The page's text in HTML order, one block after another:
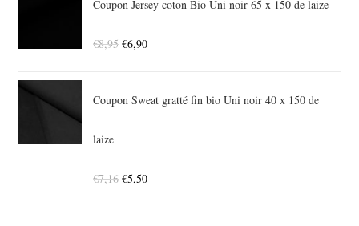
Coupon Jersey coton Bio Uni noir 65 x 150 de laize
€8,95 €6,90
Coupon Sweat gratté fin bio Uni noir 40 x 150 de
laize
€7,16 €5,50